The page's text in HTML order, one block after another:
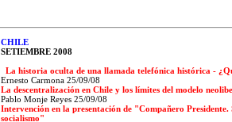
CHILE
SETIEMBRE 2008
La historia oculta de una llamada telefónica histórica -
Ernesto Carmona 25/09/08
La descentralización en Chile y los límites del modelo
Pablo Monje Reyes 25/09/08
Intervención en la presentación de "Compañero
socialismo"